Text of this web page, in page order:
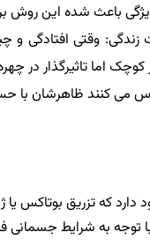
باعث شده این روش
زندگی: وقتی
اما تاثیرگذار
می کنند ظاهرشان
که تزریق بوتاکس یا
توجه به شرایط